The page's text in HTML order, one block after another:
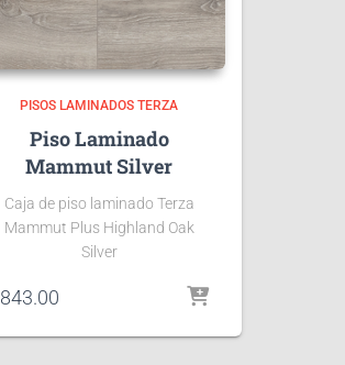
PISOS LAMINADOS TERZA
Piso Laminado
Mammut Silver
Caja de piso laminado Terza
Mammut Plus Highland Oak
Silver
843.00